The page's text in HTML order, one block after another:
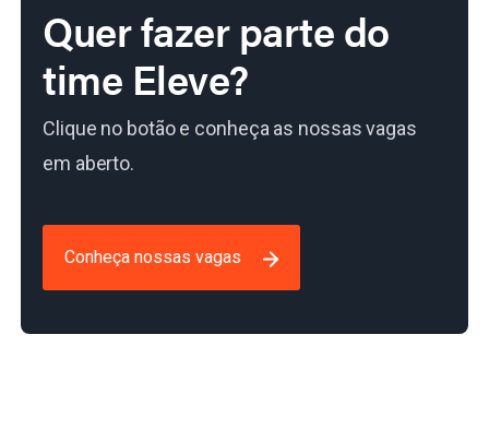
Quer fazer parte do
time Eleve?
Clique no botão e conheça as nossas vagas
em aberto.
Conheça nossas vagas